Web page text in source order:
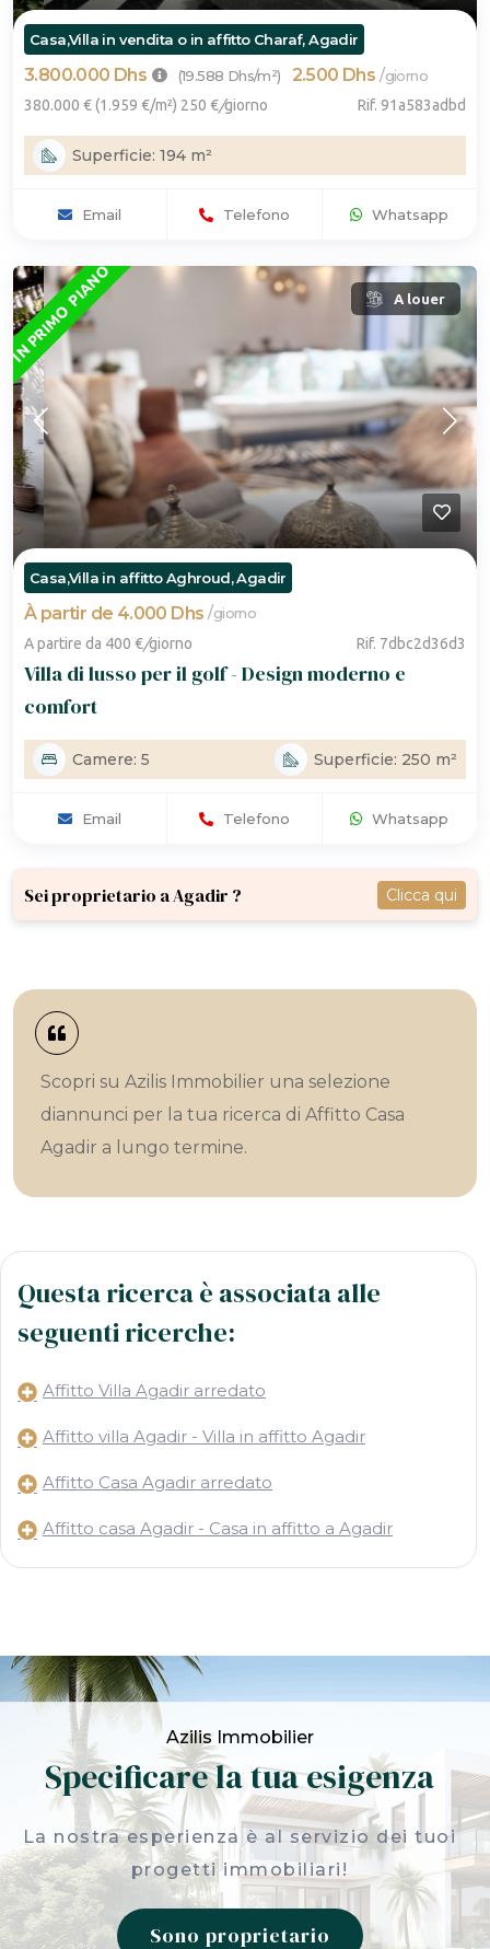
Casa,Villa in vendita o in affitto Charaf, Agadir
3.800.000 Dhs (19.588 Dhs/m²) 2.500 Dhs /giorno
380.000 € (1.959 €/m²) 250 €/giorno Rif. 91a583adbd
Superficie: 194 m²
Email Telefono Whatsapp
IN PRIMO PIANO A louer
Casa,Villa in affitto Aghroud, Agadir
À partir de 4.000 Dhs /giorno
A partire da 400 €/giorno Rif. 7dbc2d36d3
Villa di lusso per il golf - Design moderno e
comfort
Camere: 5 Superficie: 250 m²
Email Telefono Whatsapp
Sei proprietario a Agadir ? Clicca qui
Scopri su Azilis Immobilier una selezione
diannunci per la tua ricerca di Affitto Casa
Agadir a lungo termine.
Questa ricerca è associata alle
seguenti ricerche:
Affitto Villa Agadir arredato
Affitto villa Agadir - Villa in affitto Agadir
Affitto Casa Agadir arredato
Affitto casa Agadir - Casa in affitto a Agadir
Azilis Immobilier
Specificare la tua esigenza
La nostra esperienza è al servizio dei tuoi
progetti immobiliari!
Sono proprietario